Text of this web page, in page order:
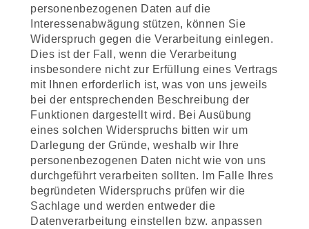
personenbezogenen Daten auf die
Interessenabwägung stützen, können Sie
Widerspruch gegen die Verarbeitung einlegen.
Dies ist der Fall, wenn die Verarbeitung
insbesondere nicht zur Erfüllung eines Vertrags
mit Ihnen erforderlich ist, was von uns jeweils
bei der entsprechenden Beschreibung der
Funktionen dargestellt wird. Bei Ausübung
eines solchen Widerspruchs bitten wir um
Darlegung der Gründe, weshalb wir Ihre
personenbezogenen Daten nicht wie von uns
durchgeführt verarbeiten sollten. Im Falle Ihres
begründeten Widerspruchs prüfen wir die
Sachlage und werden entweder die
Datenverarbeitung einstellen bzw. anpassen